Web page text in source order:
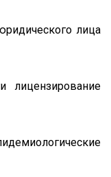
лица
лицензирование